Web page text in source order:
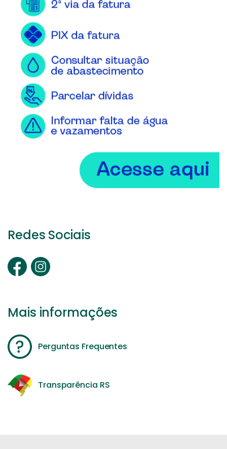
Redes Sociais
Mais informações
Perguntas Frequentes
Transparência RS